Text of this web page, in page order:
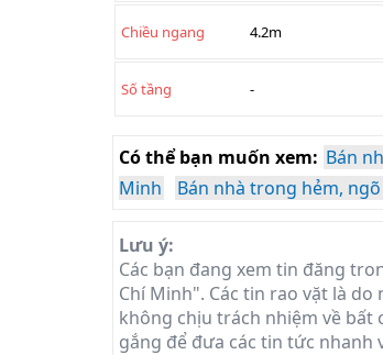
Chiều ngang 4.2m
Số tầng -
Có thể bạn muốn xem: Bán
Minh
Bán nhà trong hẻm,
Lưu ý:
Các bạn đang xem tin đăng
Chí Minh". Các tin rao vặt là
không chịu trách nhiệm về bất
gắng để đưa các tin tức nhanh